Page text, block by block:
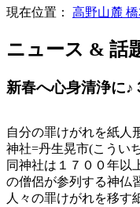
現在位置： 高野山麓
ニュース & 話
新春へ心身清浄に
自分の罪けがれを紙人
神社=丹生晃市(こうい
同神社は１７００年以
の僧侶が参列する神仏
人々の罪けがれを移す